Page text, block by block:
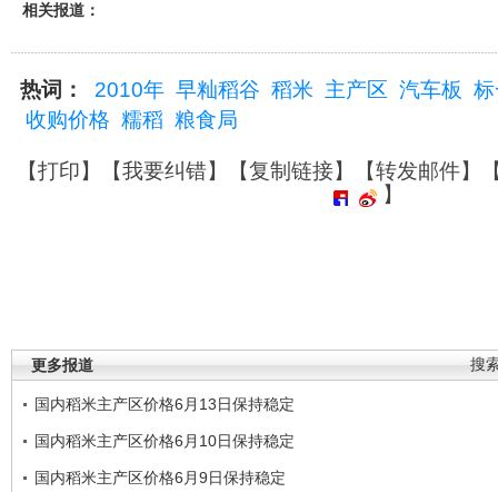
相关报道：
热词： 2010年 早籼稻谷 稻米 主产区 汽车板
收购价格 糯稻 粮食局
【打印】【我要纠错】【复制链接】【转发邮件】
】
搜
更多报道
国内稻米主产区价格6月13日保持稳定
国内稻米主产区价格6月10日保持稳定
国内稻米主产区价格6月9日保持稳定